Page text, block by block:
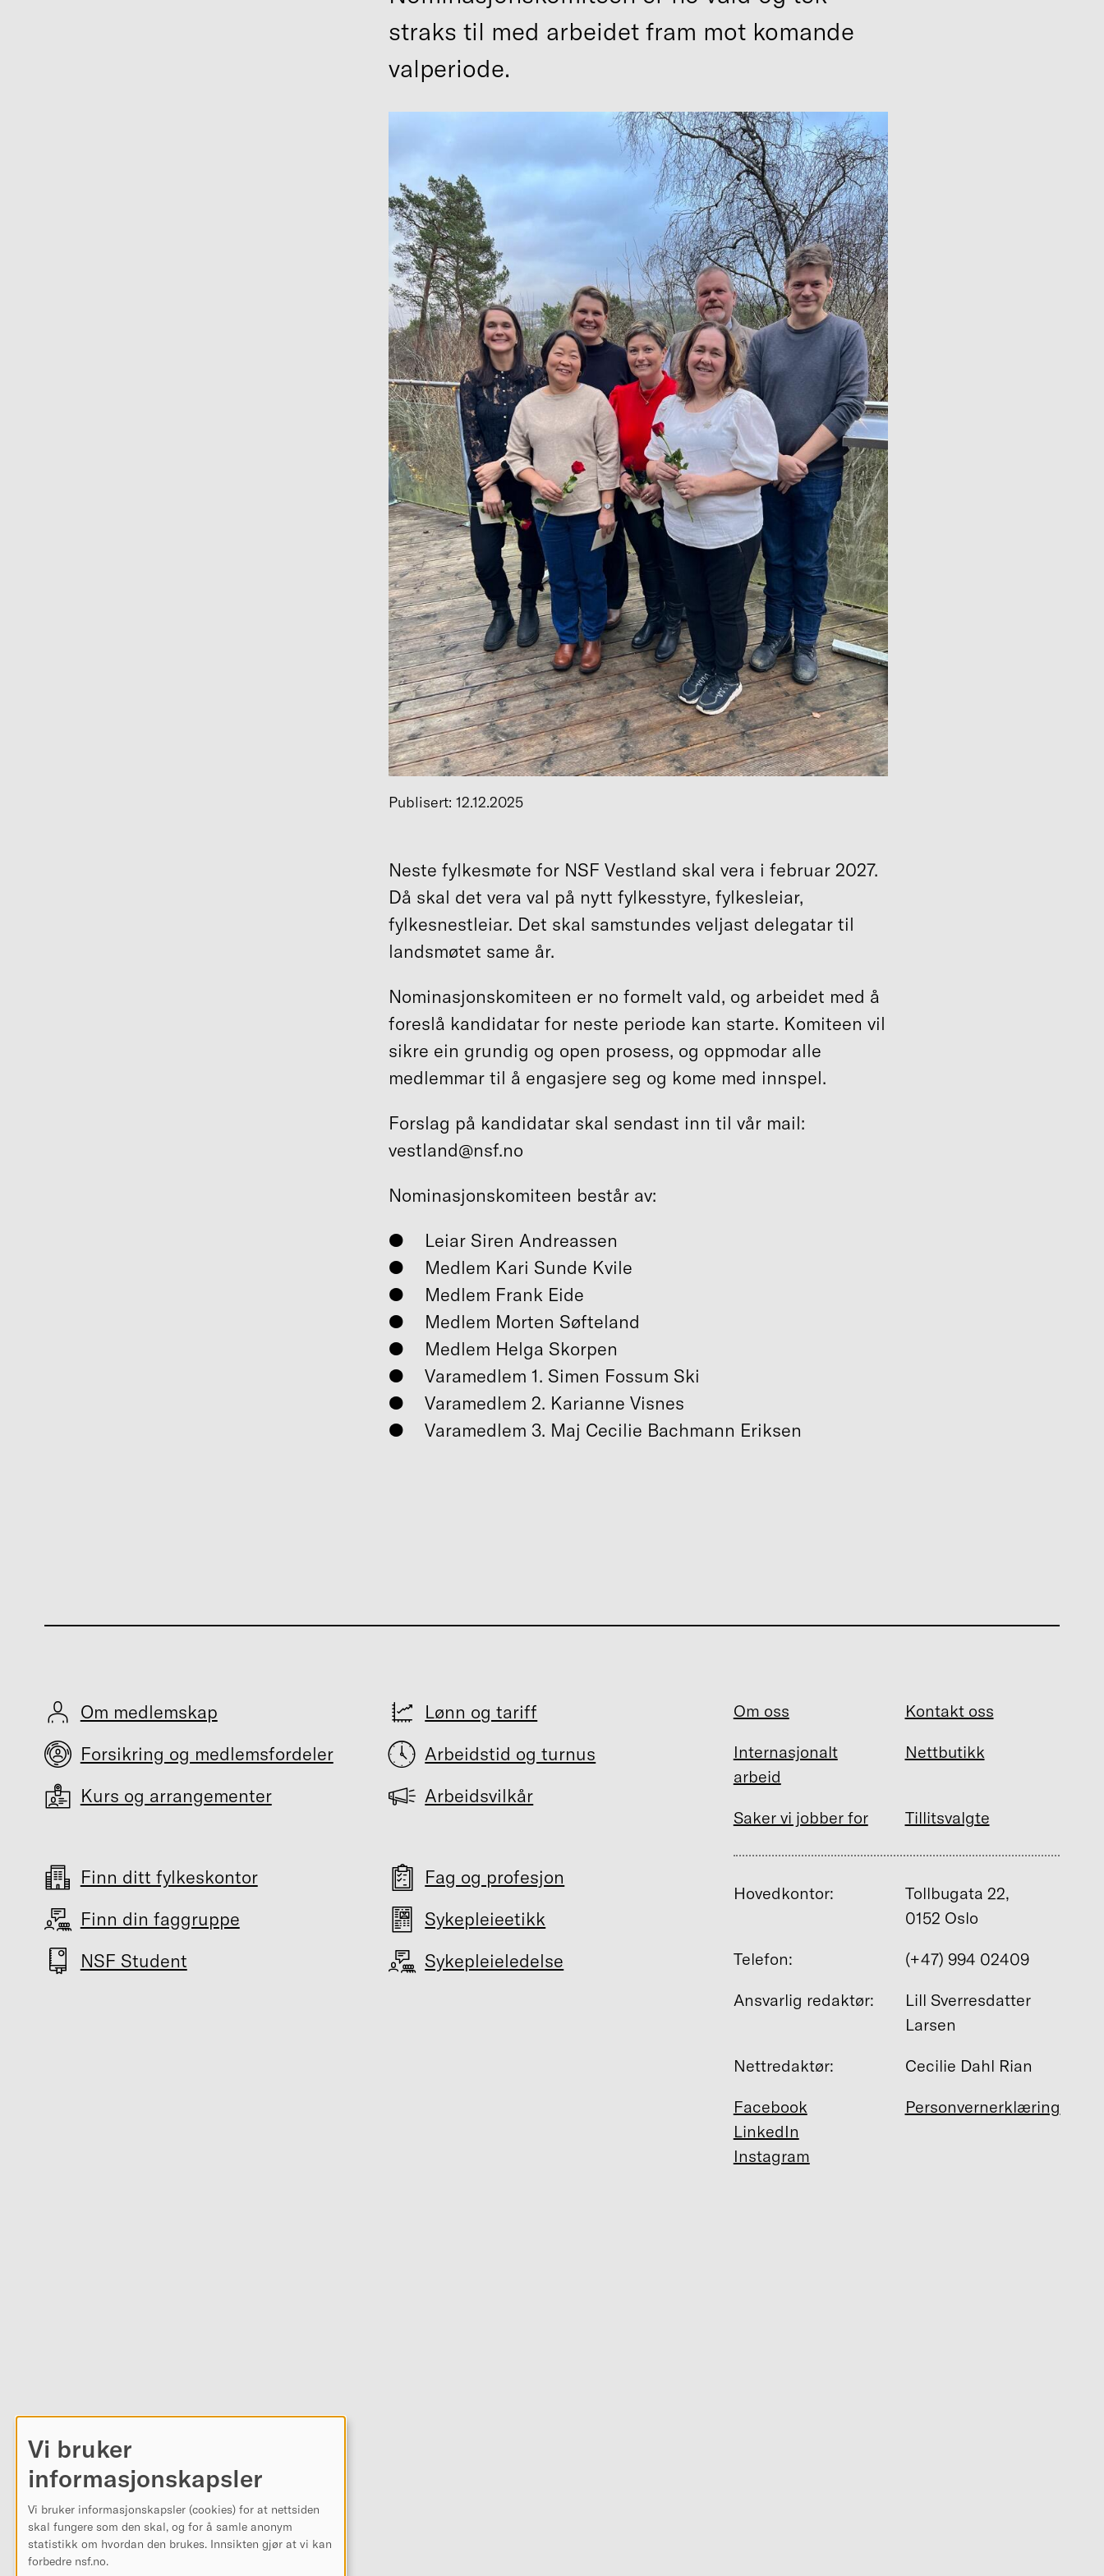
straks til med arbeidet fram mot komande
valperiode.
Publisert: 12.12.2025
Neste fylkesmøte for NSF Vestland skal vera i februar 2027.
Då skal det vera val på nytt fylkesstyre, fylkesleiar,
fylkesnestleiar. Det skal samstundes veljast delegatar til
landsmøtet same år.
Nominasjonskomiteen er no formelt vald, og arbeidet med å
foreslå kandidatar for neste periode kan starte. Komiteen vil
sikre ein grundig og open prosess, og oppmodar alle
medlemmar til å engasjere seg og kome med innspel.
Forslag på kandidatar skal sendast inn til vår mail:
vestland@nsf.no
Nominasjonskomiteen består av:
Leiar Siren Andreassen
Medlem Kari Sunde Kvile
Medlem Frank Eide
Medlem Morten Søfteland
Medlem Helga Skorpen
Varamedlem 1. Simen Fossum Ski
Varamedlem 2. Karianne Visnes
Varamedlem 3. Maj Cecilie Bachmann Eriksen
Om medlemskap
Forsikring og medlemsfordeler
Kurs og arrangementer
Finn ditt fylkeskontor
Finn din faggruppe
NSF Student
Lønn og tariff
Arbeidstid og turnus
Arbeidsvilkår
Fag og profesjon
Sykepleieetikk
Sykepleieledelse
Om oss
Kontakt oss
Internasjonalt
arbeid
Nettbutikk
Saker vi jobber for Tillitsvalgte
Hovedkontor:
Tollbugata 22,
0152 Oslo
Telefon:
(+47) 994 02409
Ansvarlig redaktør:
Lill Sverresdatter
Larsen
Nettredaktør:
Cecilie Dahl Rian
Facebook
LinkedIn
Instagram
Personvernerklæring
Vi bruker
informasjonskapsler
Vi bruker informasjonskapsler (cookies) for at nettsiden
skal fungere som den skal, og for å samle anonym
statistikk om hvordan den brukes. Innsikten gjør at vi kan
forbedre nsf.no.